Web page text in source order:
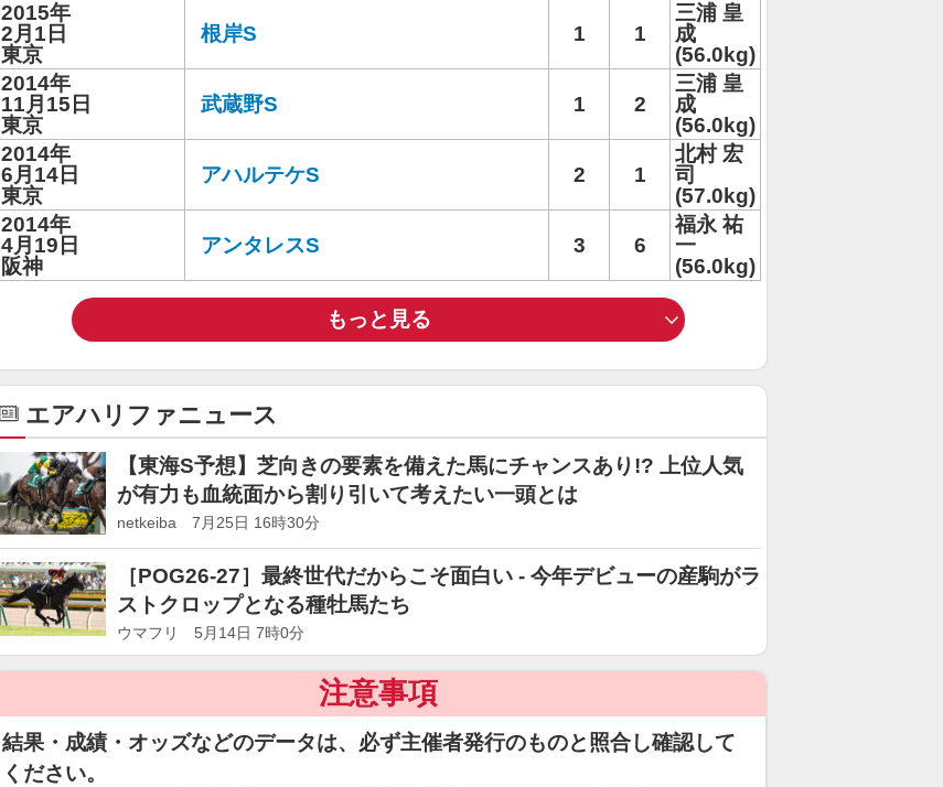
2015年
2月1日
東京
根岸S 1 1
三浦 皇
成
(56.0kg)
2014年
11月15日
東京
武蔵野S 1 2
三浦 皇
成
(56.0kg)
2014年
6月14日
東京
アハルテケS 2 1
北村 宏
司
(57.0kg)
2014年
4月19日
阪神
アンタレスS 3 6
福永 祐
一
(56.0kg)
もっと見る
エアハリファニュース
【東海S予想】芝向きの要素を備えた馬にチャンスあり!? 上位人気
が有力も血統面から割り引いて考えたい一頭とは
netkeiba 7月25日 16時30分
［POG26-27］最終世代だからこそ面白い - 今年デビューの産駒がラ
ストクロップとなる種牡馬たち
ウマフリ 5月14日 7時0分
注意事項
結果・成績・オッズなどのデータは、必ず主催者発行のものと照合し確認して
ください。